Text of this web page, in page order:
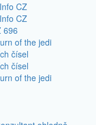
CZ
CZ
696
of the jedi
čísel
čísel
of the jedi